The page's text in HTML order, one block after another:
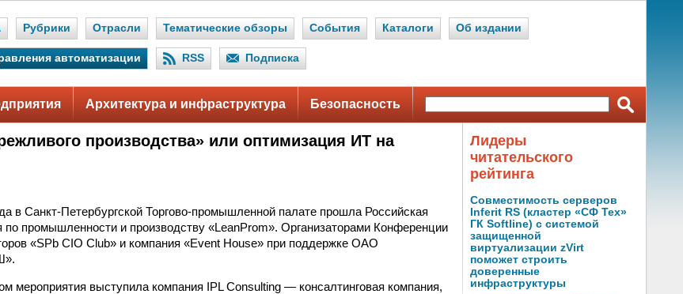
Рубрики Отрасли Тематические обзоры События Каталоги Об издании
автоматизации RSS Подписка
Архитектура и инфраструктура Безопасность
производства» или оптимизация ИТ на
в Санкт-Петербургской Торгово-промышленной палате прошла Российская
по промышленноcти и производству «LeanProm». Организаторами Конференции
«SPb CIO Club» и компания «Event House» при поддержке ОАО
мероприятия выступила компания IPL Consulting — консалтинговая компания,
Лидеры
читательского
рейтинга
Совместимость серверов
Inferit RS (кластер «СФ Тех»
ГК Softline) с системой
защищенной
виртуализации zVirt
поможет строить
доверенные
инфраструктуры